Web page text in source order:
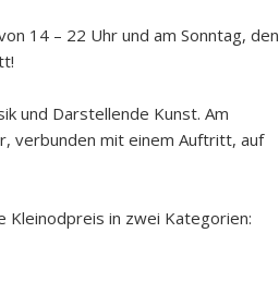
14 – 22 Uhr und am Sonntag, den
und Darstellende Kunst. Am
verbunden mit einem Auftritt, auf
Kleinodpreis in zwei Kategorien: